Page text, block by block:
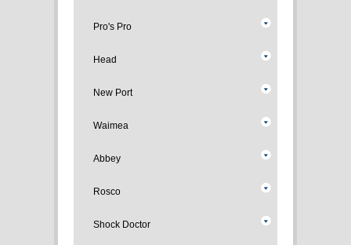
Pro's Pro
Head
New Port
Waimea
Abbey
Rosco
Shock Doctor